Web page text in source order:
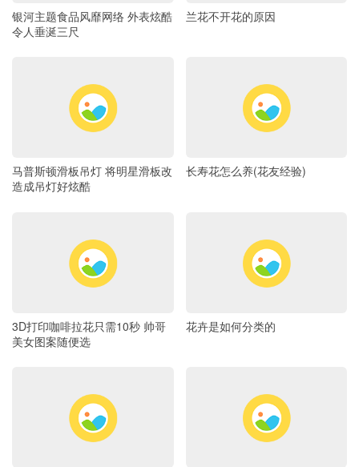
银河主题食品风靡网络 外表炫酷
令人垂涎三尺
兰花不开花的原因
马普斯顿滑板吊灯 将明星滑板改
造成吊灯好炫酷
长寿花怎么养(花友经验)
3D打印咖啡拉花只需10秒 帅哥
美女图案随便选
花卉是如何分类的